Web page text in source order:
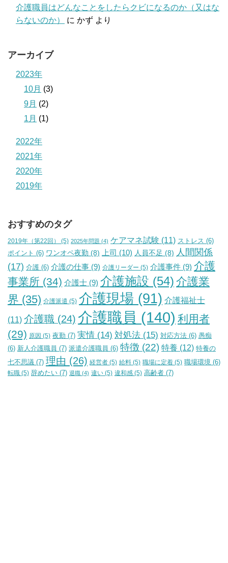
介護職員はどんなことをしたらクビになるのか（又はな
らないのか）
に かず より
アーカイブ
2023年
10月 (3)
9月 (2)
1月 (1)
2022年
2021年
2020年
2019年
おすすめのタグ
2019年（第22回） (5) 2025年問題 (4) ケアマネ試験 (11) ストレス (6)
ポイント (6) ワンオペ夜勤 (8) 上司 (10) 人員不足 (8) 人間関係
(17) 介護 (6) 介護の仕事 (9) 介護リーダー (5) 介護事件 (9) 介護
事業所 (34) 介護士 (9) 介護施設 (54) 介護業
界 (35) 介護派遣 (5) 介護現場 (91) 介護福祉士
(11) 介護職 (24) 介護職員 (140) 利用者
(29) 原因 (5) 夜勤 (7) 実情 (14) 対処法 (15) 対応方法 (6) 愚痴
(6) 新人介護職員 (7) 派遣介護職員 (6) 特徴 (22) 特養 (12) 特養の
七不思議 (7) 理由 (26) 経営者 (5) 給料 (5) 職場に定着 (5) 職場環境 (6)
転職 (5) 辞めたい (7) 退職 (4) 違い (5) 違和感 (5) 高齢者 (7)